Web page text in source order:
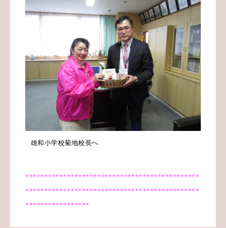
雄和小学校菊地校長へ
**********************************************
**********************************************
*****************